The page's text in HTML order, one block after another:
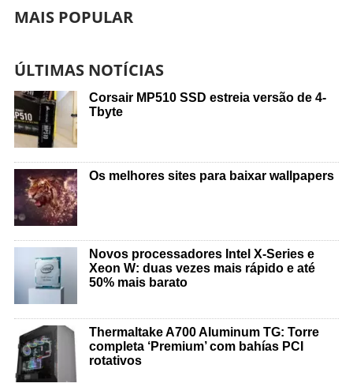
MAIS POPULAR
ÚLTIMAS NOTÍCIAS
Corsair MP510 SSD estreia versão de 4-
Tbyte
Os melhores sites para baixar wallpapers
Novos processadores Intel X-Series e
Xeon W: duas vezes mais rápido e até
50% mais barato
Thermaltake A700 Aluminum TG: Torre
completa ‘Premium’ com bahías PCI
rotativos